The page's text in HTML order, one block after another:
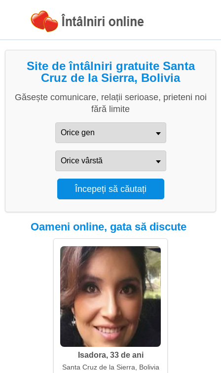
Site de întâlniri gratuite Santa
Cruz de la Sierra, Bolivia
Găsește comunicare, relații serioase, prieteni noi
fără limite
Oameni online, gata să discute
Isadora, 33 de ani
Santa Cruz de la Sierra, Bolivia